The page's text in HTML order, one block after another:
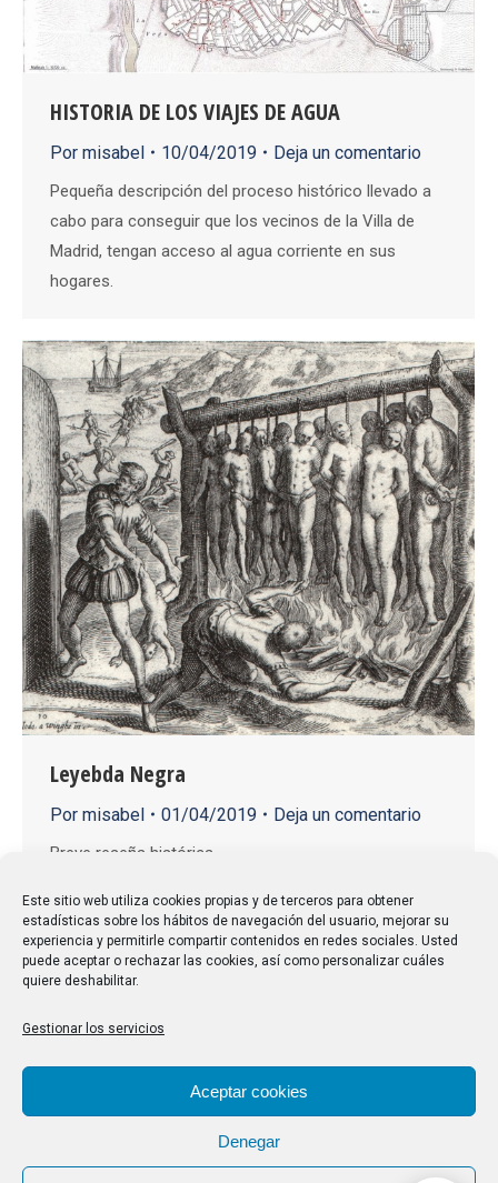
Este sitio web utiliza cookies propias y de terceros para obtener
estadísticas sobre los hábitos de navegación del usuario, mejorar su
experiencia y permitirle compartir contenidos en redes sociales. Usted
puede aceptar o rechazar las cookies, así como personalizar cuáles
quiere deshabilitar.
Gestionar los servicios
Aceptar cookies
Denegar
HISTORIA DE LOS VIAJES DE AGUA
Por misabel 10/04/2019 Deja un comentario
Pequeña descripción del proceso histórico llevado a
cabo para conseguir que los vecinos de la Villa de
Madrid, tengan acceso al agua corriente en sus
hogares.
Leyebda Negra
Por misabel 01/04/2019 Deja un comentario
Breve reseña histórica.